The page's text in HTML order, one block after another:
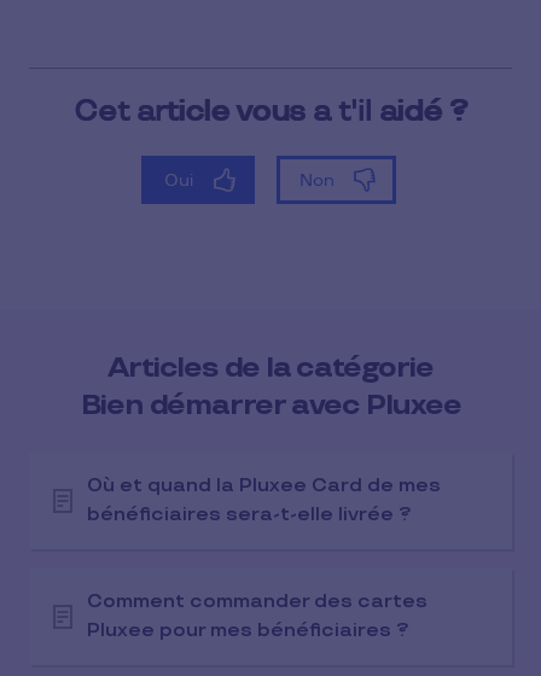
Articles de la catégorie
Bien démarrer avec Pluxee
Où et quand la Pluxee Card de mes
bénéficiaires sera-t-elle livrée ?
Comment commander des cartes
Pluxee pour mes bénéficiaires ?